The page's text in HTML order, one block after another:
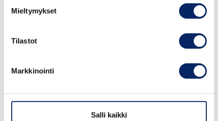
Mieltymykset
Tilastot
Markkinointi
Salli kaikki
Houtskari - Houtskär
Täällä saat nauttia rauhallisesta
riittävästi aikaa vierailulle, äläkä hosu
Houtskarin halki. Tänne on vain kolmen tunnin
kaunis ajomatka Turusta.